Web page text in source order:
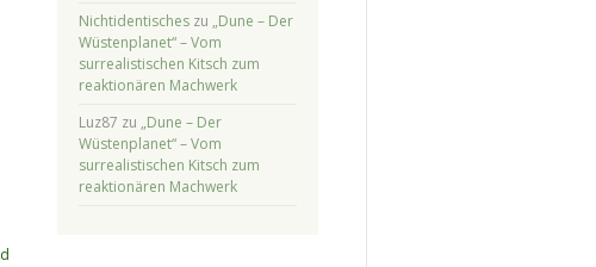
Nichtidentischeszu „Dune – Der
Wüstenplanet“ – Vom
surrealistischen Kitsch zum
reaktionären Machwerk
Luz87 zu „Dune – Der
Wüstenplanet“ – Vom
surrealistischen Kitsch zum
reaktionären Machwerk